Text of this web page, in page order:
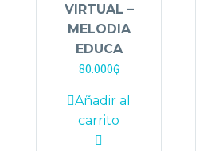
VIRTUAL –
MELODIA
EDUCA
80.000₲
Añadir al
carrito